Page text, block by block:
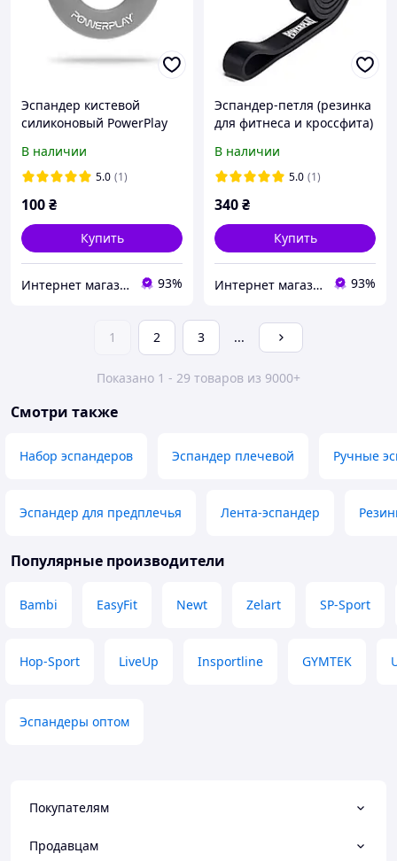
Эспандер кистевой
силиконовый PowerPlay
Hard 30 кг (Серый)
В наличии
5.0 (1)
100₴
Купить
Интернет магазин CONOR.COM.UA 93%
Эспандер-петля (резинка
для фитнеса и кроссфита)
Band Черная (14-23kg)
В наличии
5.0 (1)
340₴
Купить
Интернет магазин CONOR.COM.UA 93%
1 2 3 ...
Показано 1 - 29 товаров из 9000+
Смотри также
Набор эспандеров Эспандер плечевой Ручные
Эспандер для предплечья Лента-эспандер
Популярные производители
Bambi EasyFit Newt Zelart SP-Sport
Hop-Sport LiveUp Insportline GYMTEK
Эспандеры оптом
Покупателям
Продавцам